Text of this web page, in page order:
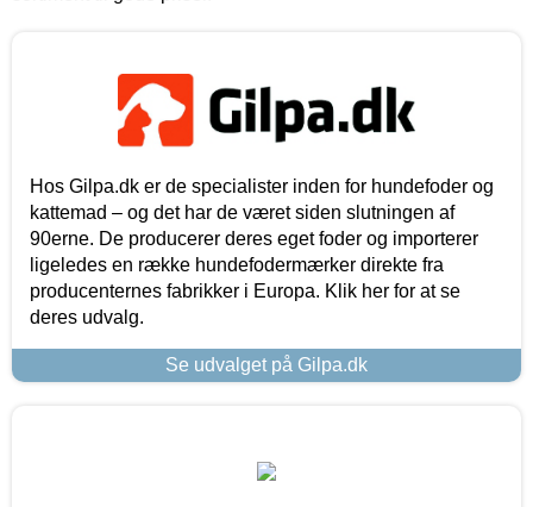
Hos Gilpa.dk er de specialister inden for hundefoder og
kattemad – og det har de været siden slutningen af
90erne. De producerer deres eget foder og importerer
ligeledes en række hundefodermærker direkte fra
producenternes fabrikker i Europa. Klik her for at se
deres udvalg.
Se udvalget på Gilpa.dk